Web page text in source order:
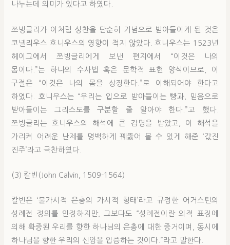
나누는데 의미가 있다고 하였다.
쯔빙글리가 이처럼 성찬을 단순히 기념으로 받아들이게 된 것은
코넬리우스 호니우스의 영향이 적지 않았다. 호니우스는 1523년
헤이그에서 쯔빙글리에게 보낸 편지에서 “이것은 나의
몸이다.”는 하나의 수사법 혹은 문학적 표현 양식이므로, 이
구절은 “이것은 나의 몸을 상징한다.”로 이해되어야 한다고
하였다. 호니우스는 “우리는 입으로 받아들이는 빵과, 믿음으로
받아들이는 그리스도를 구분할 줄 알아야 한다.”고 했다.
쯔빙글리는 호니우스의 해석에 큰 감명을 받았고, 이 해석을
가리켜 어려운 난제를 명백하게 꿰뚫어 볼 수 있게 해준 ‘값진
진주’라고 극찬하였다.
(3) 칼빈(John Calvin, 1509-1564)
칼빈은 ‘불가시적 은총의 가시적 형태’라고 규정한 어거스틴의
성례전 정의를 인정하지만, 그보다도 “성례전이란 외적 표징에
의해 확증된 우리를 향한 하나님의 은총에 대한 증거이며, 동시에
하나님을 향한 우리의 신앙을 입증하는 것이다.”라고 말한다.